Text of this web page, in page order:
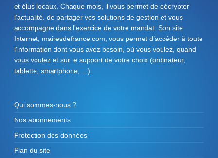
et élus locaux. Chaque mois, il vous permet de décrypter
l'actualité, de partager vos solutions de gestion et vous
accompagne dans l'exercice de votre mandat. Son site
Internet, mairesdefrance.com, vous permet d’accéder à toute
l'information dont vous avez besoin, où vous voulez, quand
vous voulez et sur le support de votre choix (ordinateur,
tablette, smartphone, ...).
Qui sommes-nous ?
Nos abonnements
Protection des données
Plan du site